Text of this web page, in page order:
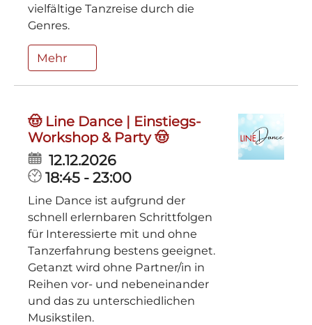
vielfältige Tanzreise durch die
Genres.
Mehr
🤠 Line Dance | Einstiegs-
Workshop & Party 🤠
12.12.2026
18:45 - 23:00
Line Dance ist aufgrund der
schnell erlernbaren Schrittfolgen
für Interessierte mit und ohne
Tanzerfahrung bestens geeignet.
Getanzt wird ohne Partner/in in
Reihen vor- und nebeneinander
und das zu unterschiedlichen
Musikstilen.